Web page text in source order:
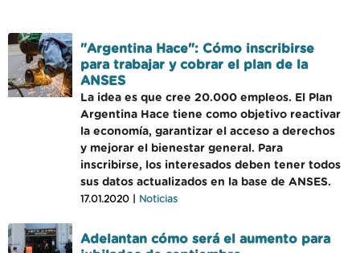
"Argentina Hace": Cómo inscribirse
para trabajar y cobrar el plan de la
ANSES
La idea es que cree 20.000 empleos. El Plan
Argentina Hace tiene como objetivo reactivar
la economía, garantizar el acceso a derechos
y mejorar el bienestar general. Para
inscribirse, los interesados deben tener todos
sus datos actualizados en la base de ANSES.
17.01.2020 | Noticias
Adelantan cómo será el aumento para